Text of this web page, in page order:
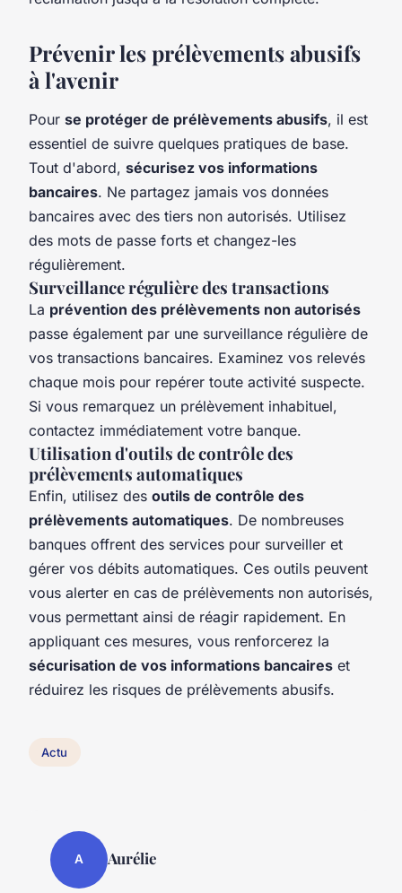
Prévenir les prélèvements abusifs
à l'avenir
Pour se protéger de prélèvements abusifs, il est
essentiel de suivre quelques pratiques de base.
Tout d'abord, sécurisez vos informations
bancaires. Ne partagez jamais vos données
bancaires avec des tiers non autorisés. Utilisez
des mots de passe forts et changez-les
régulièrement.
Surveillance régulière des transactions
La prévention des prélèvements non autorisés
passe également par une surveillance régulière de
vos transactions bancaires. Examinez vos relevés
chaque mois pour repérer toute activité suspecte.
Si vous remarquez un prélèvement inhabituel,
contactez immédiatement votre banque.
Utilisation d'outils de contrôle des
prélèvements automatiques
Enfin, utilisez des outils de contrôle des
prélèvements automatiques. De nombreuses
banques offrent des services pour surveiller et
gérer vos débits automatiques. Ces outils peuvent
vous alerter en cas de prélèvements non autorisés,
vous permettant ainsi de réagir rapidement. En
appliquant ces mesures, vous renforcerez la
sécurisation de vos informations bancaires et
réduirez les risques de prélèvements abusifs.
Actu
A Aurélie